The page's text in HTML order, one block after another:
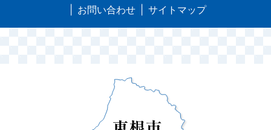
お問い合わせ
サイトマップ